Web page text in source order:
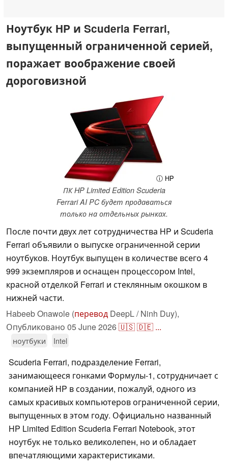
Ноутбук HP и Scuderia Ferrari,
выпущенный ограниченной серией,
поражает воображение своей
дороговизной
ⓘ HP
ПК HP Limited Edition Scuderia
Ferrari AI PC будет продаваться
только на отдельных рынках.
После почти двух лет сотрудничества HP и Scuderia
Ferrari объявили о выпуске ограниченной серии
ноутбуков. Ноутбук выпущен в количестве всего 4
999 экземпляров и оснащен процессором Intel,
красной отделкой Ferrari и стеклянным окошком в
нижней части.
Habeeb Onawole (перевод DeepL / Ninh Duy),
Опубликовано 05 June 2026🇺🇸🇩🇪 ...
ноутбуки Intel
Scuderia Ferrari, подразделение Ferrari,
занимающееся гонками Формулы-1, сотрудничает с
компанией HP в создании, пожалуй, одного из
самых красивых компьютеров ограниченной серии,
выпущенных в этом году. Официально названный
HP Limited Edition Scuderia Ferrari Notebook, этот
ноутбук не только великолепен, но и обладает
впечатляющими характеристиками.